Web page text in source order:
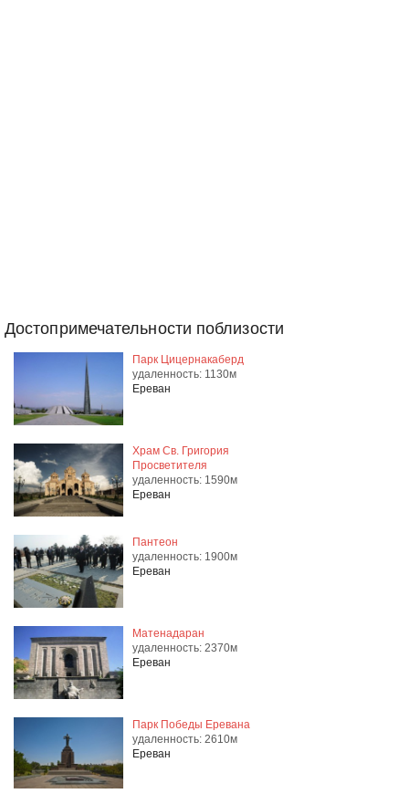
Достопримечательности поблизости
Парк Цицернакаберд
удаленность: 1130м
Ереван
Храм Св. Григория
Просветителя
удаленность: 1590м
Ереван
Пантеон
удаленность: 1900м
Ереван
Матенадаран
удаленность: 2370м
Ереван
Парк Победы Еревана
удаленность: 2610м
Ереван